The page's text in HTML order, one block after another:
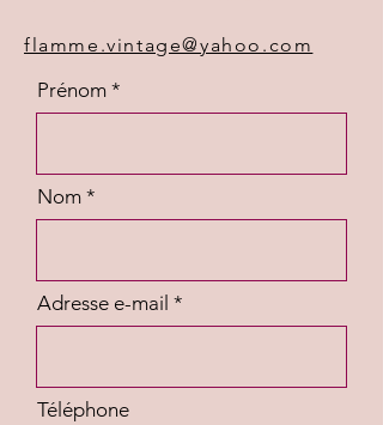
flamme.vintage@yahoo.com
Prénom
Nom
Adresse e-mail
Téléphone